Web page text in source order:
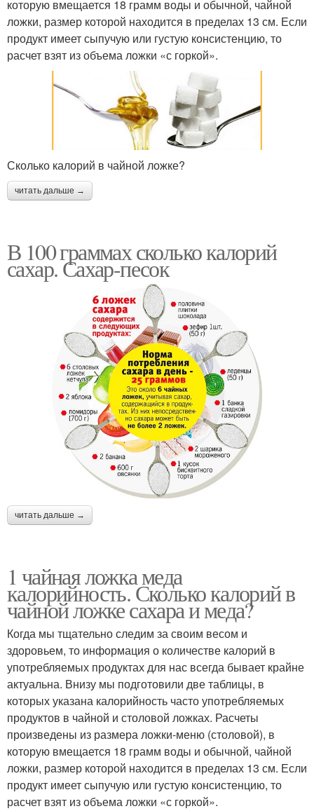
которую вмещается 18 грамм воды и обычной, чайной
ложки, размер которой находится в пределах 13 см. Если
продукт имеет сыпучую или густую консистенцию, то
расчет взят из объема ложки «с горкой».
Сколько калорий в чайной ложке?
читать дальше →
В 100 граммах сколько калорий
сахар. Сахар-песок
читать дальше →
1 чайная ложка меда
калорийность. Сколько калорий в
чайной ложке сахара и меда?
Когда мы тщательно следим за своим весом и
здоровьем, то информация о количестве калорий в
употребляемых продуктах для нас всегда бывает крайне
актуальна. Внизу мы подготовили две таблицы, в
которых указана калорийность часто употребляемых
продуктов в чайной и столовой ложках. Расчеты
произведены из размера ложки-меню (столовой), в
которую вмещается 18 грамм воды и обычной, чайной
ложки, размер которой находится в пределах 13 см. Если
продукт имеет сыпучую или густую консистенцию, то
расчет взят из объема ложки «с горкой».